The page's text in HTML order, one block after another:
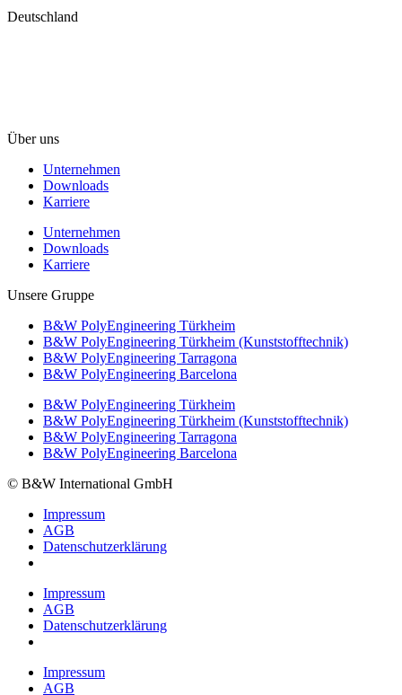
Deutschland
Über uns
Unternehmen
Downloads
Karriere
Unternehmen
Downloads
Karriere
Unsere Gruppe
B&W PolyEngineering Türkheim
B&W PolyEngineering Türkheim (Kunststofftechnik)
B&W PolyEngineering Tarragona
B&W PolyEngineering Barcelona
B&W PolyEngineering Türkheim
B&W PolyEngineering Türkheim (Kunststofftechnik)
B&W PolyEngineering Tarragona
B&W PolyEngineering Barcelona
© B&W International GmbH
Impressum
AGB
Datenschutzerklärung
Impressum
AGB
Datenschutzerklärung
Impressum
AGB